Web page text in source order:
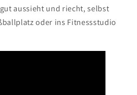
aussieht und riecht, selbst
oder ins Fitnessstudio